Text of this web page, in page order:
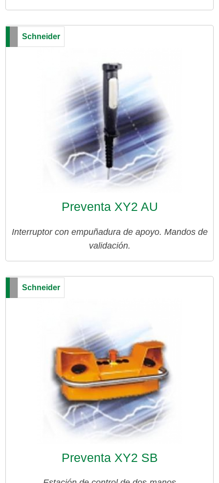
Preventa XY2 AU
Interruptor con empuñadura de apoyo. Mandos de
validación.
Schneider
Preventa XY2 SB
Schneider